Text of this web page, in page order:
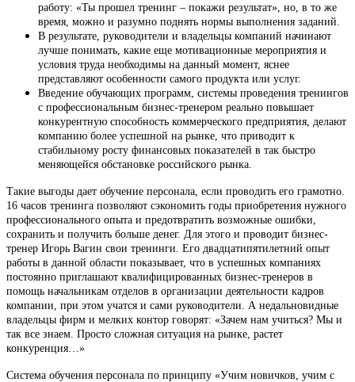
работу: «Ты прошел тренинг – покажи результат», но, в то же
время, можно и разумно поднять нормы выполнения заданий.
В результате, руководители и владельцы компаний начинают
лучше понимать, какие еще мотивационные мероприятия и
условия труда необходимы на данный момент, яснее
представляют особенности самого продукта или услуг.
Введение обучающих программ, системы проведения тренингов
с профессиональным бизнес-тренером реально повышает
конкурентную способность коммерческого предприятия, делают
компанию более успешной на рынке, что приводит к
стабильному росту финансовых показателей в так быстро
меняющейся обстановке российского рынка.
Такие выгоды дает обучение персонала, если проводить его грамотно.
16 часов тренинга позволяют сэкономить годы приобретения нужного
профессионального опыта и предотвратить возможные ошибки,
сохранить и получить больше денег. Для этого и проводит бизнес-
тренер Игорь Вагин свои тренинги. Его двадцатипятилетний опыт
работы в данной области показывает, что в успешных компаниях
постоянно приглашают квалифицированных бизнес-тренеров в
помощь начальникам отделов в организации деятельности кадров
компании, при этом учатся и сами руководители. А недальновидные
владельцы фирм и мелких контор говорят: «Зачем нам учиться? Мы и
так все знаем. Просто сложная ситуация на рынке, растет
конкуренция…»
Система обучения персонала по принципу «Учим новичков, учим с